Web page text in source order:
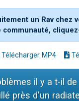
un Rav chez
communauté,
Télécharger MP4
il y a t-il
près d'un